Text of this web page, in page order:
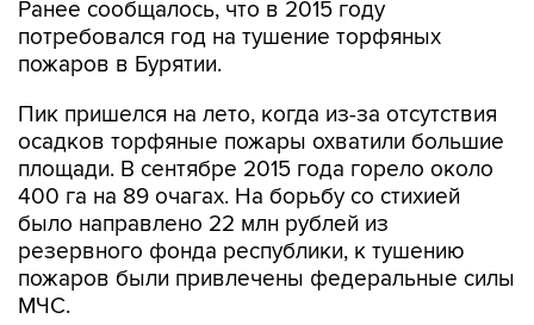
пожаров в Бурятии.
Пик пришелся на лето, когда из-за отсутствия
площади. В сентябре 2015 года горело около
400 га на 89 очагах. На борьбу со стихией
было направлено 22 млн рублей из
резервного фонда республики, к тушению
пожаров были привлечены федеральные силы
МЧС.
Бурятия